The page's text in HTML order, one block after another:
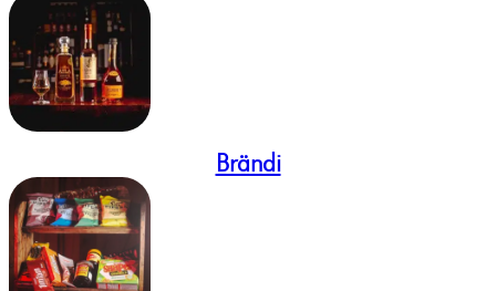
Brändi